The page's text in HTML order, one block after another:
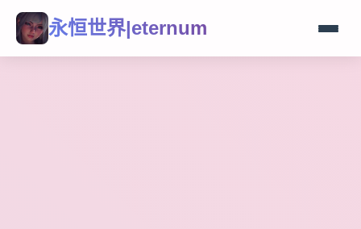
永恒世界|eternum